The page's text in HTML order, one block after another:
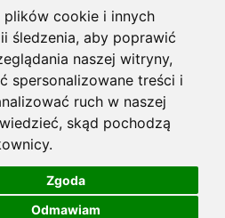
plików cookie i innych
śledzenia, aby poprawić
naszej witryny,
spersonalizowane treści i
ruch w naszej
skąd pochodzą
Zgoda
Odmawiam
Warszawa. Nazwa miasta zaczęła
wieku jako Warszewa, a od XV wieku
nazwy na Warszawa w XV wieku
wymowy dialektycznej.